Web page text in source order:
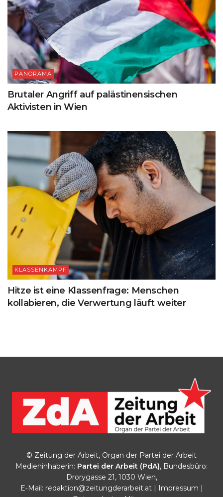
PANORAMA
Brutaler Angriff auf palästinensischen
Aktivisten in Wien
KLASSENKAMPF
Hitze ist eine Klassenfrage: Menschen
kollabieren, die Verwertung läuft weiter
© Zeitung der Arbeit, Organ der Partei der Arbeit
Medieninhaberin: Partei der Arbeit (PdA), Bundesbüro:
Drorygasse 21, 1030 Wien,
E‑Mail: redaktion@zeitungderarbeit.at| Impressum |